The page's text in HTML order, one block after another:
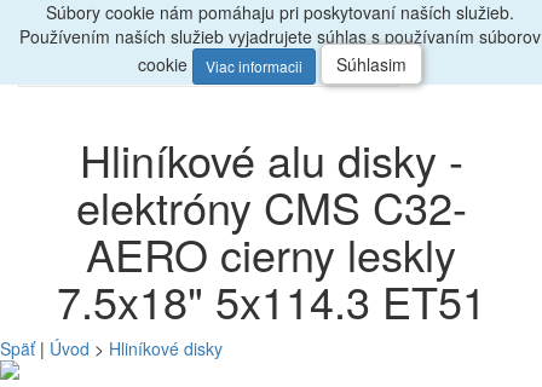
Radiporadíme, zavolajte047/4397722
Menu
0
Hliníkové alu disky -
elektróny CMS C32-
AERO cierny leskly
7.5x18" 5x114.3 ET51
Späť| Úvod > Hliníkové disky
Súbory cookie nám pomáhaju pri poskytovaní naších služieb.
Používením naších služieb vyjadrujete súhlas s používaním súborov
cookie
Viac informacii Súhlasim